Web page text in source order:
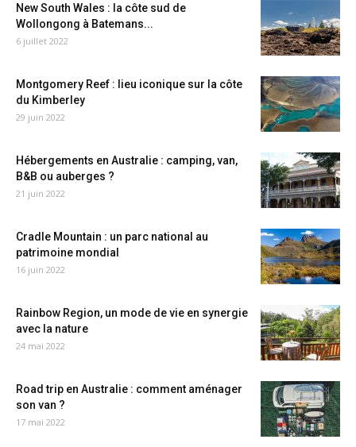
New South Wales : la côte sud de
Wollongong à Batemans...
6 juillet 2022
Montgomery Reef : lieu iconique sur la côte
du Kimberley
29 juin 2022
Hébergements en Australie : camping, van,
B&B ou auberges ?
21 juin 2022
Cradle Mountain : un parc national au
patrimoine mondial
16 juin 2022
Rainbow Region, un mode de vie en synergie
avec la nature
24 mai 2022
Road trip en Australie : comment aménager
son van ?
17 mai 2022